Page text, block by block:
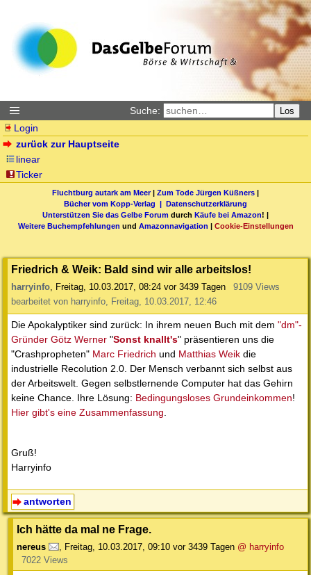
Suche: Los
Login
zurück zur Hauptseite
linear
Ticker
Fluchtburg autark am Meer| Zum Tode Jürgen Küßners |
Bücher vom Kopp-Verlag | Datenschutzerklärung
Unterstützen Sie das Gelbe Forum durch Käufe bei Amazon! |
Weitere Buchempfehlungen und Amazonnavigation | Cookie-Einstellungen
Friedrich & Weik: Bald sind wir alle arbeitslos!
harryinfo, Freitag, 10.03.2017, 08:24 vor 3439 Tagen
9109 Views
bearbeitet von harryinfo, Freitag, 10.03.2017, 12:46
Die Apokalyptiker sind zurück: In ihrem neuen Buch mit dem "dm"-
Gründer Götz Werner "Sonst knallt's" präsentieren uns die
"Crashpropheten" Marc Friedrich und Matthias Weik die
industrielle Recolution 2.0. Der Mensch verbannt sich selbst aus
der Arbeitswelt. Gegen selbstlernende Computer hat das Gehirn
keine Chance. Ihre Lösung: Bedingungsloses Grundeinkommen!
Hier gibt's eine Zusammenfassung.
Gruß!
Harryinfo
antworten
Ich hätte da mal ne Frage.
nereus , Freitag, 10.03.2017, 09:10 vor 3439 Tagen @ harryinfo
7022 Views